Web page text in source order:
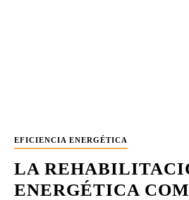
EFICIENCIA ENERGÉTICA
LA
ENERGÉTICA